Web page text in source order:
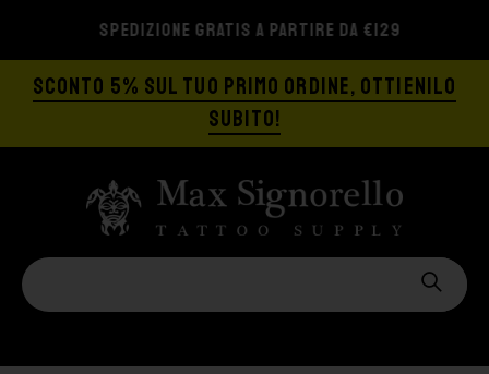
SPEDIZIONE GRATIS A PARTIRE DA €129
SCONTO 5% SUL TUO PRIMO ORDINE, OTTIENILO
SUBITO!